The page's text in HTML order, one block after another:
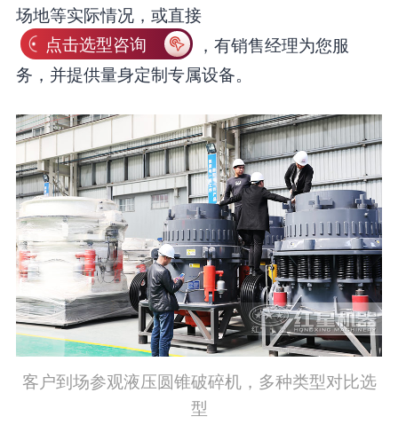
场地等实际情况，或直接
点击选型咨询
，有销售经理为您服
务，并提供量身定制专属设备。
客户到场参观液压圆锥破碎机，多种类型对比选
型